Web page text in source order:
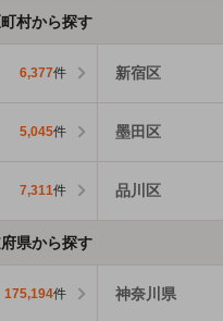
村から探す
6,377件 新宿区
5,045件 墨田区
7,311件 品川区
県から探す
175,194件 神奈川県